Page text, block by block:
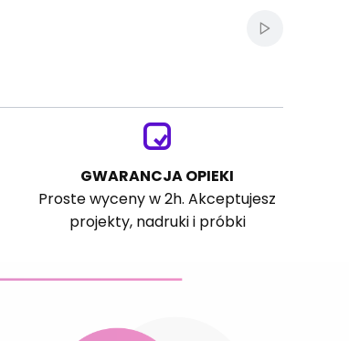
Włącz
GWARANCJA OPIEKI
Proste wyceny w 2h. Akceptujesz
projekty, nadruki i próbki